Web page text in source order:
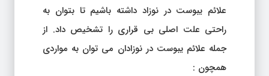
علائم یبوست در نوزاد داشته باشیم تا بتوان به
راحتی علت اصلی بی قراری را تشخیص داد. از
جمله علائم یبوست در نوزادان می توان به مواردی
همچون :